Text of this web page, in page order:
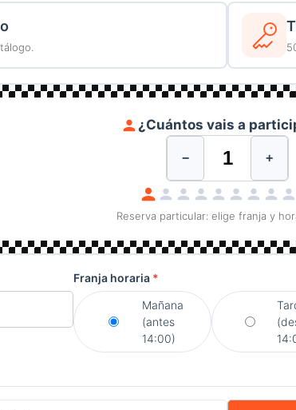
¿Cuántos vais a
− +
Reserva particular: elige franja y
Franja horaria *
Mañana
(antes
14:00)